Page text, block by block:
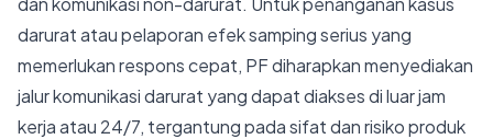
darurat atau pelaporan efek samping serius yang
memerlukan respons cepat, PF diharapkan menyediakan
jalur komunikasi darurat yang dapat diakses di luar jam
kerja atau 24/7, tergantung pada sifat dan risiko produk